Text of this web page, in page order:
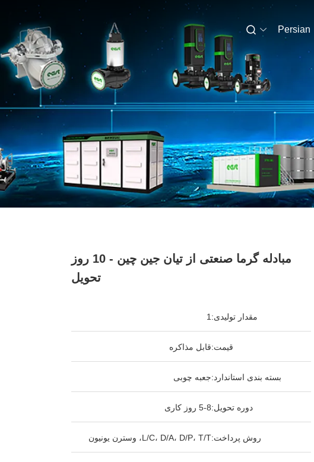
Persian
مبادله گرما صنعتی از تیان جین چین - 10 روز
تحویل
مقدار تولیدی: 1
قیمت:قابل مذاکره
بسته بندی استاندارد:جعبه چوبی
دوره تحویل:5-8 روز کاری
روش پرداخت:L/C، D/A، D/P، T/T، وسترن یونیون